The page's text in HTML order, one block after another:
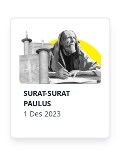
SURAT-SURAT
PAULUS
1 Des 2023